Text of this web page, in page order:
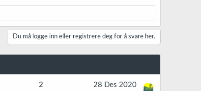
Du må logge inn eller registrere deg for å svare her.
2 28 Des 2020